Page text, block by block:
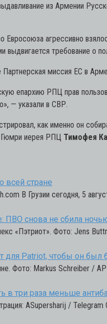
из Армении
агрессивно
выдвигается требование о
миссия ЕС в
епархию РПЦ прав
— указали в СВР.
как именно он
Гюмри иерея РПЦ Тимофея
всей стране
В Грузии сегодня, 5
снова не сбила
«Пэтриот». Фото: Jens
для Patriot, чтобы он
Фото: Markus Schreiber /
в три раза меньше
ASupersharij /